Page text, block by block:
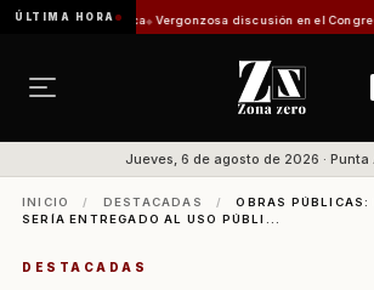
ÚLTIMA HORA
de Pesca Vergonzosa discusión en el Congreso:
Jueves, 6 de agosto de 2026 · Punta
INICIO / DESTACADAS /
OBRAS PÚBLICAS:
SERÍA ENTREGADO AL USO PÚBLI...
DESTACADAS